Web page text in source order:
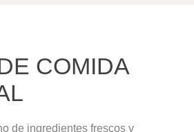
COMIDA
de ingredientes frescos y